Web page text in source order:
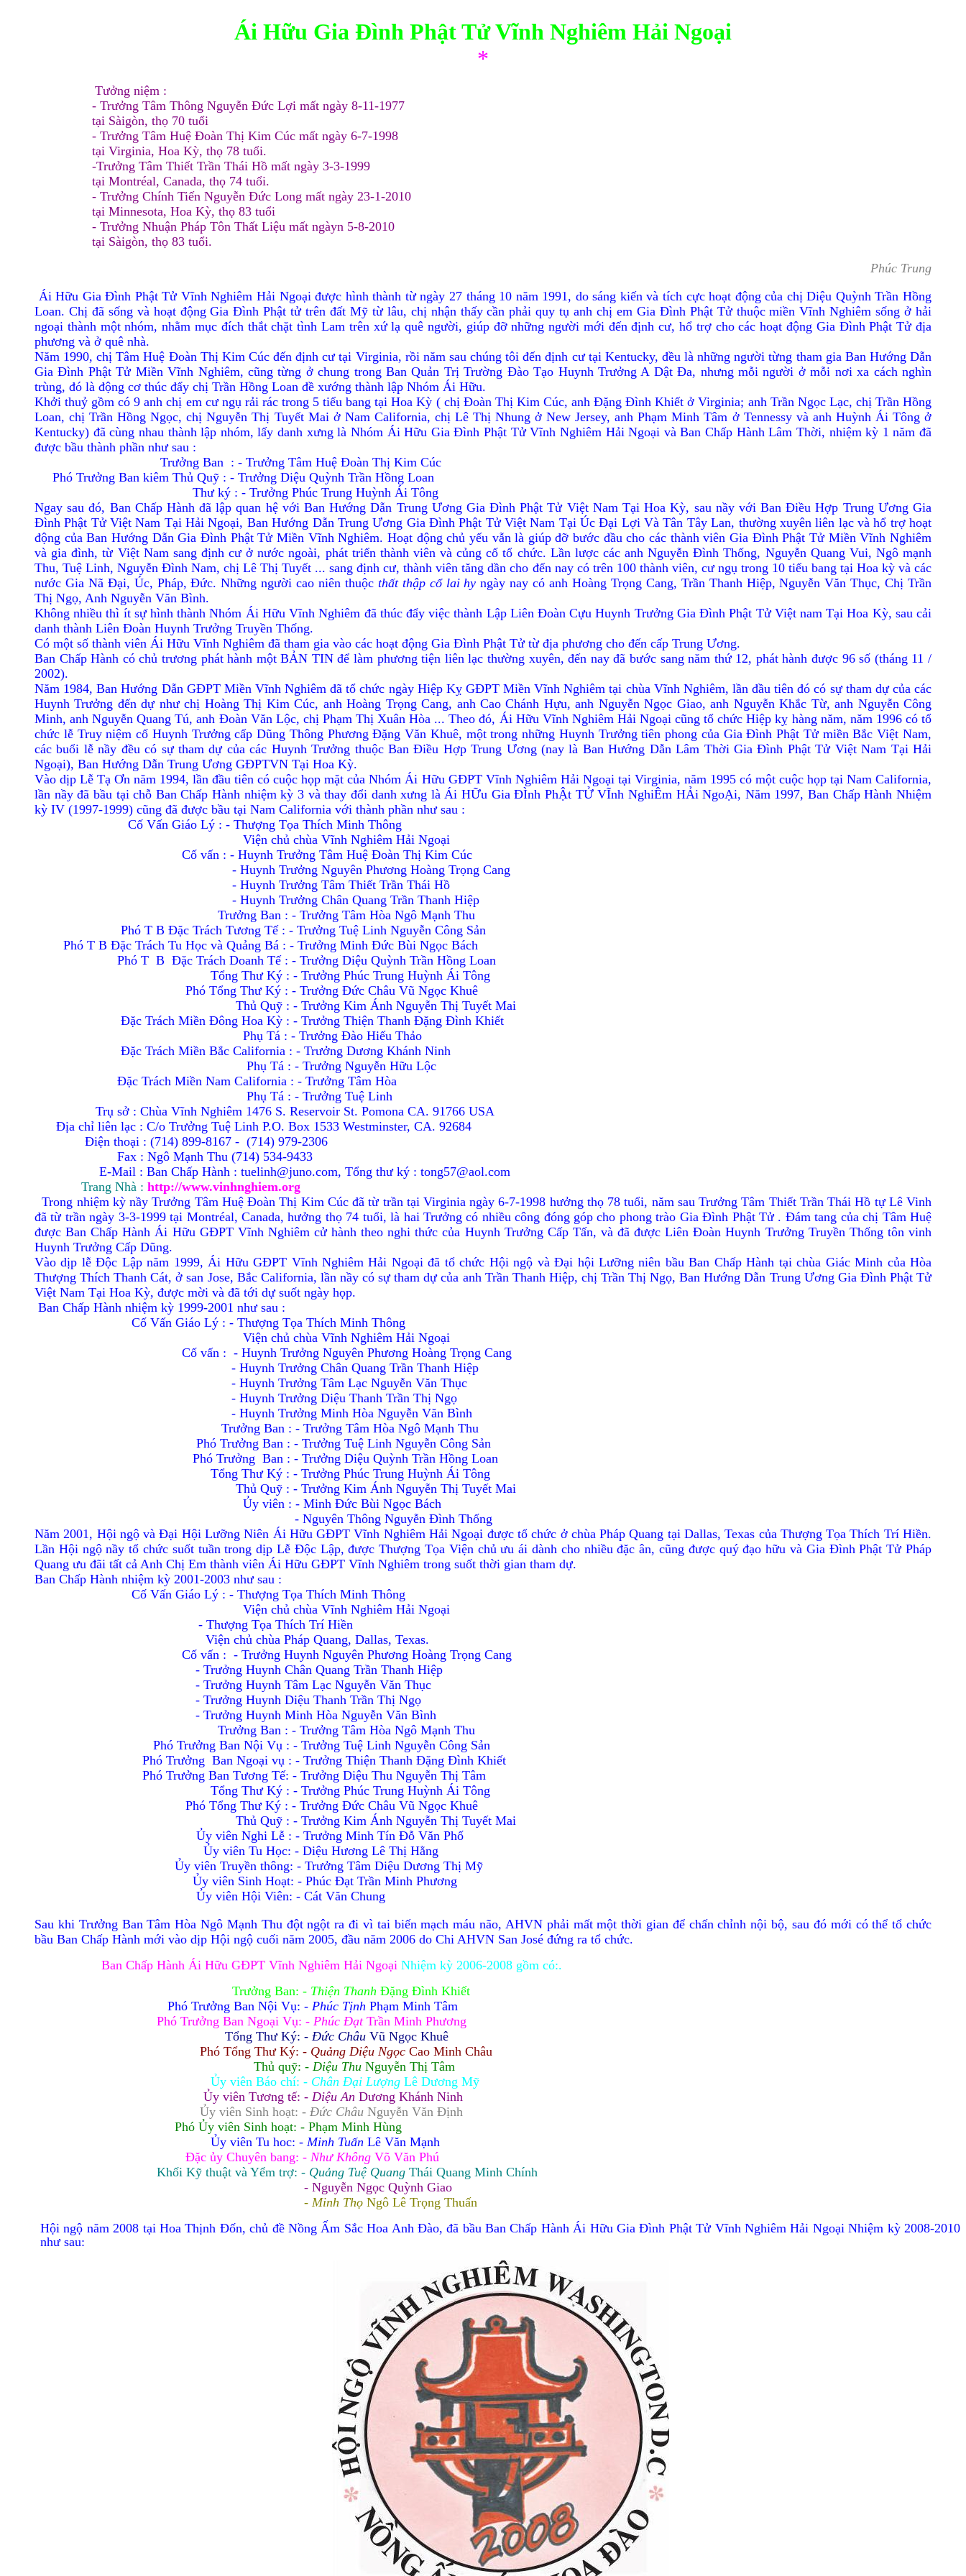
Ái Hữu Gia Ðình Phật Tử Vĩnh Nghiêm Hải Ngoại
*
Tưởng niệm :
- Trưởng Tâm Thông Nguyễn Đức Lợi mất ngày 8-11-1977
tại Sàigòn, thọ 70 tuổi
- Trưởng Tâm Huệ Ðoàn Thị Kim Cúc mất ngày 6-7-1998
tại Virginia, Hoa Kỳ, thọ 78 tuổi.
-Trưởng Tâm Thiết Trần Thái Hồ mất ngày 3-3-1999
tại Montréal, Canada, thọ 74 tuổi.
- Trưởng Chính Tiến Nguyễn Đức Long mất ngày 23-1-2010
tại Minnesota, Hoa Kỳ, thọ 83 tuổi
- Trưởng Nhuận Pháp Tôn Thất Liệu mất ngàyn 5-8-2010
tại Sàigòn, thọ 83 tuổi.
Phúc Trung
Ái Hữu Gia Ðình Phật Tử Vĩnh Nghiêm Hải Ngoại được hình thành từ ngày 27 tháng 10 năm 1991, do sáng kiến và tích cực hoạt động của chị Diệu Quỳnh Trần Hồng
Loan. Chị đã sống và hoạt động Gia Ðình Phật tử trên đất Mỹ từ lâu, chị nhận thấy cần phải quy tụ anh chị em Gia Ðình Phật Tử thuộc miền Vĩnh Nghiêm sống ở hải
ngoại thành một nhóm, nhằm mục đích thắt chặt tình Lam trên xứ lạ quê người, giúp đỡ những người mới đến định cư, hổ trợ cho các hoạt động Gia Ðình Phật Tử địa
phương và ở quê nhà.
Năm 1990, chị Tâm Huệ Ðoàn Thị Kim Cúc đến định cư tại Virginia, rồi năm sau chúng tôi đến định cư tại Kentucky, đều là những người từng tham gia Ban Hướng Dẫn
Gia Ðình Phật Tử Miền Vĩnh Nghiêm, cũng từng ở chung trong Ban Quản Trị Trường Ðào Tạo Huynh Trưởng A Dật Ða, nhưng mỗi người ở mỗi nơi xa cách nghìn
trùng, đó là động cơ thúc đẩy chị Trần Hồng Loan đề xướng thành lập Nhóm Ái Hữu.
Khởi thuỷ gồm có 9 anh chị em cư ngụ rải rác trong 5 tiểu bang tại Hoa Kỳ ( chị Ðoàn Thị Kim Cúc, anh Ðặng Ðình Khiết ở Virginia; anh Trần Ngọc Lạc, chị Trần Hồng
Loan, chị Trần Hồng Ngọc, chị Nguyễn Thị Tuyết Mai ở Nam California, chị Lê Thị Nhung ở New Jersey, anh Phạm Minh Tâm ở Tennessy và anh Huỳnh Ái Tông ở
Kentucky) đã cùng nhau thành lập nhóm, lấy danh xưng là Nhóm Ái Hữu Gia Ðình Phật Tử Vĩnh Nghiêm Hải Ngoại và Ban Chấp Hành Lâm Thời, nhiệm kỳ 1 năm đã
được bầu thành phần như sau :
Trưởng Ban : - Trưởng Tâm Huệ Ðoàn Thị Kim Cúc
Phó Trưởng Ban kiêm Thủ Quỹ : - Trưởng Diệu Quỳnh Trần Hồng Loan
Thư ký : - Trưởng Phúc Trung Huỳnh Ái Tông
Ngay sau đó, Ban Chấp Hành đã lập quan hệ với Ban Hướng Dẫn Trung Ương Gia Ðình Phật Tử Việt Nam Tại Hoa Kỳ, sau nầy với Ban Ðiều Hợp Trung Ương Gia
Ðình Phật Tử Việt Nam Tại Hải Ngoại, Ban Hướng Dẫn Trung Ương Gia Ðình Phật Tử Việt Nam Tại Úc Ðại Lợi Và Tân Tây Lan, thường xuyên liên lạc và hổ trợ hoạt
động của Ban Hướng Dẫn Gia Ðình Phật Tử Miền Vĩnh Nghiêm. Hoạt động chủ yếu vẫn là giúp đỡ bước đầu cho các thành viên Gia Ðình Phật Tử Miền Vĩnh Nghiêm
và gia đình, từ Việt Nam sang định cư ở nước ngoài, phát triển thành viên và củng cố tổ chức. Lần lược các anh Nguyễn Ðình Thống, Nguyễn Quang Vui, Ngô mạnh
Thu, Tuệ Linh, Nguyễn Ðình Nam, chị Lê Thị Tuyết ... sang định cư, thành viên tăng dần cho đến nay có trên 100 thành viên, cư ngụ trong 10 tiểu bang tại Hoa kỳ và các
nước Gia Nã Ðại, Úc, Pháp, Ðức. Những người cao niên thuộc thất thập cổ lai hy ngày nay có anh Hoàng Trọng Cang, Trần Thanh Hiệp, Nguyễn Văn Thục, Chị Trần
Thị Ngọ, Anh Nguyễn Văn Bình.
Không nhiều thì ít sự hình thành Nhóm Ái Hữu Vĩnh Nghiêm đã thúc đẩy việc thành Lập Liên Ðoàn Cựu Huynh Trưởng Gia Ðình Phật Tử Việt nam Tại Hoa Kỳ, sau cải
danh thành Liên Ðoàn Huynh Trưởng Truyền Thống.
Có một số thành viên Ái Hữu Vĩnh Nghiêm đã tham gia vào các hoạt động Gia Ðình Phật Tử từ địa phương cho đến cấp Trung Ương.
Ban Chấp Hành có chủ trương phát hành một BẢN TIN để làm phương tiện liên lạc thường xuyên, đến nay đã bước sang năm thứ 12, phát hành được 96 số (tháng 11 /
2002).
Năm 1984, Ban Hướng Dẫn GÐPT Miền Vĩnh Nghiêm đã tổ chức ngày Hiệp Kỵ GÐPT Miền Vĩnh Nghiêm tại chùa Vĩnh Nghiêm, lần đầu tiên đó có sự tham dự của các
Huynh Trưởng đến dự như chị Hoàng Thị Kim Cúc, anh Hoàng Trọng Cang, anh Cao Chánh Hựu, anh Nguyễn Ngọc Giao, anh Nguyễn Khắc Từ, anh Nguyễn Công
Minh, anh Nguyễn Quang Tú, anh Ðoàn Văn Lộc, chị Phạm Thị Xuân Hòa ... Theo đó, Ái Hữu Vĩnh Nghiêm Hải Ngoại cũng tổ chức Hiệp kỵ hàng năm, năm 1996 có tổ
chức lễ Truy niệm cố Huynh Trưởng cấp Dũng Thông Phương Ðặng Văn Khuê, một trong những Huynh Trưởng tiên phong của Gia Ðình Phật Tử miền Bắc Việt Nam,
các buổi lễ nầy đều có sự tham dự của các Huynh Trưởng thuộc Ban Ðiều Hợp Trung Ương (nay là Ban Hướng Dẫn Lâm Thời Gia Ðình Phật Tử Việt Nam Tại Hải
Ngoại), Ban Hướng Dẫn Trung Ương GÐPTVN Tại Hoa Kỳ.
Vào dịp Lễ Tạ Ơn năm 1994, lần đầu tiên có cuộc họp mặt của Nhóm Ái Hữu GÐPT Vĩnh Nghiêm Hải Ngoại tại Virginia, năm 1995 có một cuộc họp tại Nam California,
lần nầy đã bầu tại chỗ Ban Chấp Hành nhiệm kỳ 3 và thay đổi danh xưng là Ái HỮu Gia ÐÌnh PhẬt TỬ VĨnh NghiÊm HẢi NgoẠi, Năm 1997, Ban Chấp Hành Nhiệm
kỳ IV (1997-1999) cũng đã được bầu tại Nam California với thành phần như sau :
Cố Vấn Giáo Lý : - Thượng Tọa Thích Minh Thông
Viện chủ chùa Vĩnh Nghiêm Hải Ngoại
Cố vấn : - Huynh Trưởng Tâm Huệ Ðoàn Thị Kim Cúc
- Huynh Trưởng Nguyên Phương Hoàng Trọng Cang
- Huynh Trưởng Tâm Thiết Trần Thái Hồ
- Huynh Trưởng Chân Quang Trần Thanh Hiệp
Trưởng Ban : - Trưởng Tâm Hòa Ngô Mạnh Thu
Phó T B Ðặc Trách Tương Tế : - Trưởng Tuệ Linh Nguyễn Công Sản
Phó T B Ðặc Trách Tu Học và Quảng Bá : - Trưởng Minh Ðức Bùi Ngọc Bách
Phó T B Ðặc Trách Doanh Tế : - Trưởng Diệu Quỳnh Trần Hồng Loan
Tổng Thư Ký : - Trưởng Phúc Trung Huỳnh Ái Tông
Phó Tổng Thư Ký : - Trưởng Ðức Châu Vũ Ngọc Khuê
Thủ Quỹ : - Trưởng Kim Ánh Nguyễn Thị Tuyết Mai
Ðặc Trách Miền Ðông Hoa Kỳ : - Trưởng Thiện Thanh Ðặng Ðình Khiết
Phụ Tá : - Trưởng Ðào Hiếu Thảo
Ðặc Trách Miền Bắc California : - Trưởng Dương Khánh Ninh
Phụ Tá : - Trưởng Nguyễn Hữu Lộc
Ðặc Trách Miền Nam California : - Trưởng Tâm Hòa
Phụ Tá : - Trưởng Tuệ Linh
Trụ sở : Chùa Vĩnh Nghiêm 1476 S. Reservoir St. Pomona CA. 91766 USA
Ðịa chỉ liên lạc : C/o Trưởng Tuệ Linh P.O. Box 1533 Westminster, CA. 92684
Ðiện thoại : (714) 899-8167 - (714) 979-2306
Fax : Ngô Mạnh Thu (714) 534-9433
E-Mail : Ban Chấp Hành : tuelinh@juno.com, Tổng thư ký : tong57@aol.com
Trang Nhà : http://www.vinhnghiem.org
Trong nhiệm kỳ nầy Trưởng Tâm Huệ Ðoàn Thị Kim Cúc đã từ trần tại Virginia ngày 6-7-1998 hưởng thọ 78 tuổi, năm sau Trưởng Tâm Thiết Trần Thái Hồ tự Lê Vinh
đã từ trần ngày 3-3-1999 tại Montréal, Canada, hưởng thọ 74 tuổi, là hai Trưởng có nhiều công đóng góp cho phong trào Gia Ðình Phật Tử . Ðám tang của chị Tâm Huệ
được Ban Chấp Hành Ái Hữu GÐPT Vĩnh Nghiêm cử hành theo nghi thức của Huynh Trưởng Cấp Tấn, và đã được Liên Ðoàn Huynh Trưởng Truyền Thống tôn vinh
Huynh Trưởng Cấp Dũng.
Vào dịp lễ Ðộc Lập năm 1999, Ái Hữu GÐPT Vĩnh Nghiêm Hải Ngoại đã tổ chức Hội ngộ và Ðại hội Lưỡng niên bầu Ban Chấp Hành tại chùa Giác Minh của Hòa
Thượng Thích Thanh Cát, ở san Jose, Bắc California, lần nầy có sự tham dự của anh Trần Thanh Hiệp, chị Trần Thị Ngọ, Ban Hướng Dẫn Trung Ương Gia Ðình Phật Tử
Việt Nam Tại Hoa Kỳ, được mời và đã tới dự suốt ngày họp.
Ban Chấp Hành nhiệm kỳ 1999-2001 như sau :
Cố Vấn Giáo Lý : - Thượng Tọa Thích Minh Thông
Viện chủ chùa Vĩnh Nghiêm Hải Ngoại
Cố vấn : - Huynh Trưởng Nguyên Phương Hoàng Trọng Cang
- Huynh Trưởng Chân Quang Trần Thanh Hiệp
- Huynh Trưởng Tâm Lạc Nguyễn Văn Thục
- Huynh Trưởng Diệu Thanh Trần Thị Ngọ
- Huynh Trưởng Minh Hòa Nguyễn Văn Bình
Trưởng Ban : - Trưởng Tâm Hòa Ngô Mạnh Thu
Phó Trưởng Ban : - Trưởng Tuệ Linh Nguyễn Công Sản
Phó Trưởng Ban : - Trưởng Diệu Quỳnh Trần Hồng Loan
Tổng Thư Ký : - Trưởng Phúc Trung Huỳnh Ái Tông
Thủ Quỹ : - Trưởng Kim Ánh Nguyễn Thị Tuyết Mai
Ủy viên : - Minh Ðức Bùi Ngọc Bách
- Nguyên Thông Nguyễn Ðình Thống
Năm 2001, Hội ngộ và Ðại Hội Lưỡng Niên Ái Hữu GÐPT Vĩnh Nghiêm Hải Ngoại được tổ chức ở chùa Pháp Quang tại Dallas, Texas của Thượng Tọa Thích Trí Hiền.
Lần Hội ngộ nầy tổ chức suốt tuần trong dịp Lễ Ðộc Lập, được Thượng Tọa Viện chủ ưu ái dành cho nhiều đặc ân, cũng được quý đạo hữu và Gia Ðình Phật Tử Pháp
Quang ưu đãi tất cả Anh Chị Em thành viên Ái Hữu GÐPT Vĩnh Nghiêm trong suốt thời gian tham dự.
Ban Chấp Hành nhiệm kỳ 2001-2003 như sau :
Cố Vấn Giáo Lý : - Thượng Tọa Thích Minh Thông
Viện chủ chùa Vĩnh Nghiêm Hải Ngoại
- Thượng Tọa Thích Trí Hiền
Viện chủ chùa Pháp Quang, Dallas, Texas.
Cố vấn : - Trưởng Huynh Nguyên Phương Hoàng Trọng Cang
- Trưởng Huynh Chân Quang Trần Thanh Hiệp
- Trưởng Huynh Tâm Lạc Nguyễn Văn Thục
- Trưởng Huynh Diệu Thanh Trần Thị Ngọ
- Trưởng Huynh Minh Hòa Nguyễn Văn Bình
Trưởng Ban : - Trưởng Tâm Hòa Ngô Mạnh Thu
Phó Trưởng Ban Nội Vụ : - Trưởng Tuệ Linh Nguyễn Công Sản
Phó Trưởng Ban Ngoại vụ : - Trưởng Thiện Thanh Đặng Đình Khiết
Phó Trưởng Ban Tương Tế: - Trưởng Diệu Thu Nguyễn Thị Tâm
Tổng Thư Ký : - Trưởng Phúc Trung Huỳnh Ái Tông
Phó Tổng Thư Ký : - Trưởng Ðức Châu Vũ Ngọc Khuê
Thủ Quỹ : - Trưởng Kim Ánh Nguyễn Thị Tuyết Mai
Ủy viên Nghi Lễ : - Trưởng Minh Tín Đỗ Văn Phố
Ủy viên Tu Học: - Diệu Hương Lê Thị Hằng
Ủy viên Truyền thông: - Trưởng Tâm Diệu Dương Thị Mỹ
Ủy viên Sinh Hoạt: - Phúc Đạt Trần Minh Phương
Ủy viên Hội Viên: - Cát Văn Chung
Sau khi Trưởng Ban Tâm Hòa Ngô Mạnh Thu đột ngột ra đi vì tai biến mạch máu não, AHVN phải mất một thời gian để chấn chỉnh nội bộ, sau đó mới có thể tổ chức
bầu Ban Chấp Hành mới vào dịp Hội ngộ cuối năm 2005, đầu năm 2006 do Chi AHVN San José đứng ra tổ chức.
Ban Chấp Hành Ái Hữu GÐPT Vĩnh Nghiêm Hải Ngoại Nhiệm kỳ 2006-2008 gồm có:.
Trưởng Ban: - Thiện Thanh Đặng Đình Khiết
Phó Trưởng Ban Nội Vụ: - Phúc Tịnh Phạm Minh Tâm
Phó Trưởng Ban Ngoại Vụ: - Phúc ĐạtTrần Minh Phương
Tổng Thư Ký: - Đức Châu Vũ Ngọc Khuê
Phó Tổng Thư Ký: - Quảng Diệu Ngọc Cao Minh Châu
Thủ quỹ: - Diệu Thu Nguyễn Thị Tâm
Ủy viên Báo chí: - Chân Đại Lượng Lê Dương Mỹ
Ủy viên Tương tế: - Diệu An Dương Khánh Ninh
Ủy viên Sinh hoạt: - Đức Châu Nguyễn Văn Định
Phó Ủy viên Sinh hoạt: - Phạm Minh Hùng
Ủy viên Tu hoc: - Minh Tuấn Lê Văn Mạnh
Đặc ủy Chuyên bang: - Như Không Võ Văn Phú
Khối Kỹ thuật và Yểm trợ: - Quảng Tuệ Quang Thái Quang Minh Chính
- Nguyễn Ngọc Quỳnh Giao
- Minh Thọ Ngô Lê Trọng Thuấn
Hội ngộ năm 2008 tại Hoa Thịnh Đốn, chủ đề Nồng Ấm Sắc Hoa Anh Đào, đã bầu Ban Chấp Hành Ái Hữu Gia Đình Phật Tử Vĩnh Nghiêm Hải Ngoại Nhiệm kỳ 2008-2010
như sau: